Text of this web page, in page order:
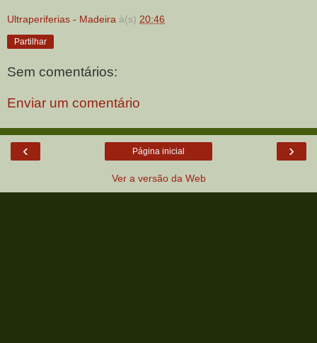
Ultraperiferias - Madeira à(s) 20:46
Partilhar
Sem comentários:
Enviar um comentário
‹ ›
Página inicial
Ver a versão da Web